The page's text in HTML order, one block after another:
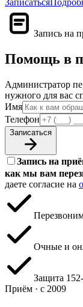
Записаться
Запись на
Помощь в
Администратор
нужного для вас
Имя
Телефон
Записаться
Запись на
как мы вам
даете согласие на
Очные и
Защита
Приём · с 2009